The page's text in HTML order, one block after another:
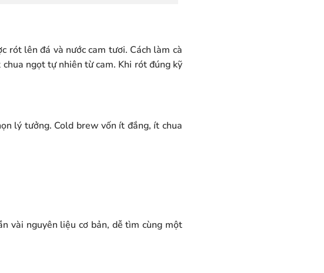
rót lên đá và nước cam tươi. Cách làm cà
ngọt tự nhiên từ cam. Khi rót đúng kỹ
lý tưởng. Cold brew vốn ít đắng, ít chua
vài nguyên liệu cơ bản, dễ tìm cùng một